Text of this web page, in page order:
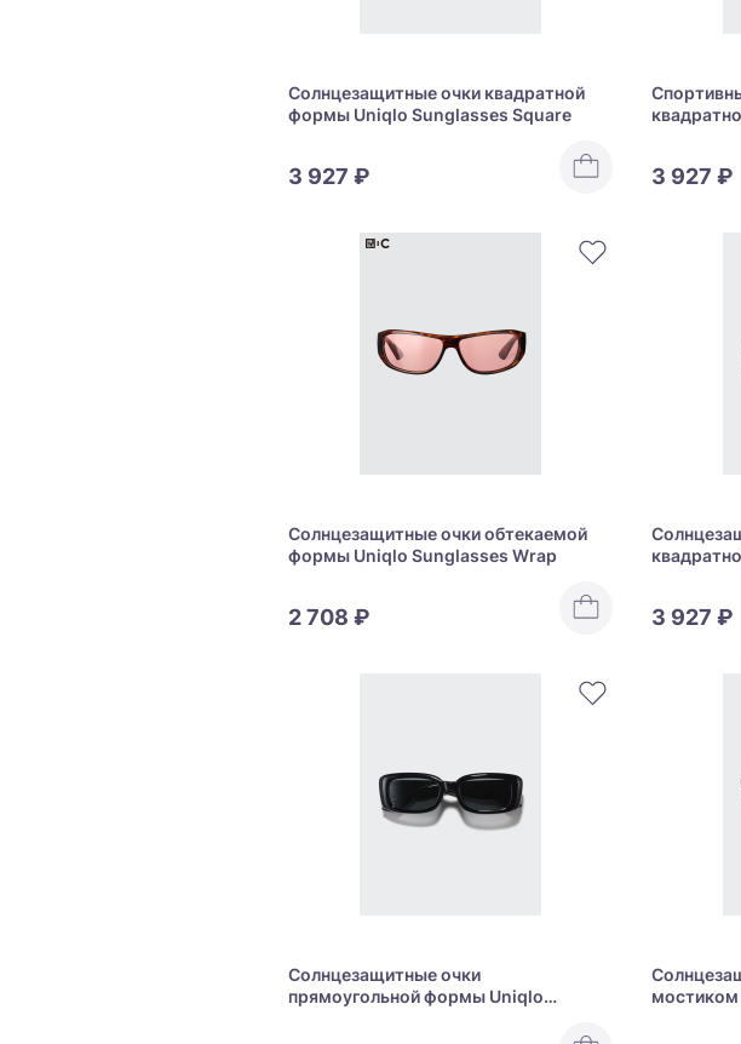
Солнцезащитные очки квадратной
формы Uniqlo Sunglasses Square
3 927 ₽ 3 927 ₽
Солнцезащитные очки обтекаемой
формы Uniqlo Sunglasses Wrap
2 708 ₽ 3 927 ₽
Солнцезащитные очки
прямоугольной формы Uniqlo
мостиком